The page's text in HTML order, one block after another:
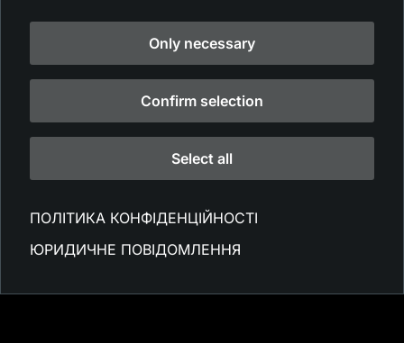
Only necessary
Confirm selection
Select all
ПОЛІТИКА КОНФІДЕНЦІЙНОСТІ
ЮРИДИЧНЕ ПОВІДОМЛЕННЯ